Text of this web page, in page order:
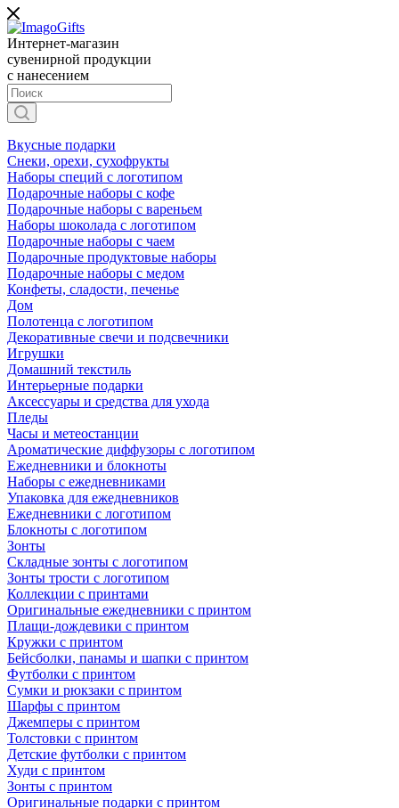
Интернет-магазин
сувенирной продукции
с нанесением
Вкусные подарки
Снеки, орехи, сухофрукты
Наборы специй с логотипом
Подарочные наборы с кофе
Подарочные наборы с вареньем
Наборы шоколада с логотипом
Подарочные наборы с чаем
Подарочные продуктовые наборы
Подарочные наборы с медом
Конфеты, сладости, печенье
Дом
Полотенца с логотипом
Декоративные свечи и подсвечники
Игрушки
Домашний текстиль
Интерьерные подарки
Аксессуары и средства для ухода
Пледы
Часы и метеостанции
Ароматические диффузоры с логотипом
Ежедневники и блокноты
Наборы с ежедневниками
Упаковка для ежедневников
Ежедневники с логотипом
Блокноты с логотипом
Зонты
Складные зонты с логотипом
Зонты трости с логотипом
Коллекции с принтами
Оригинальные ежедневники с принтом
Плащи-дождевики с принтом
Кружки с принтом
Бейсболки, панамы и шапки с принтом
Футболки с принтом
Сумки и рюкзаки с принтом
Шарфы с принтом
Джемперы с принтом
Толстовки с принтом
Детские футболки с принтом
Худи с принтом
Зонты с принтом
Оригинальные подарки с принтом